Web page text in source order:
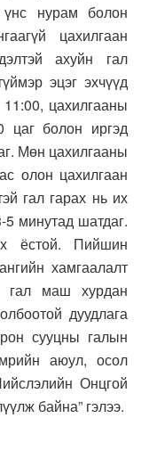
үнс нурам болон
цахилгаан
ахуйн гал
эцэг эхчүүд
цахилгааны
болон иргэд
Мөн цахилгааны
олон цахилгаан
гал гарах нь их
минутад шатдаг.
ёстой. Пийшин
хамгаалалт
гал маш хурдан
дуудлага
сууцны галын
аюул, осол
Онцгой
байна” гэлээ.